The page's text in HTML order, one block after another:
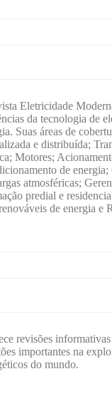
Eletricidade
da tecnologia de
Suas áreas de
e distribuída;
Motores;
de
atmosféricas;
predial e
de energia e
revisões
importantes na
do mundo.